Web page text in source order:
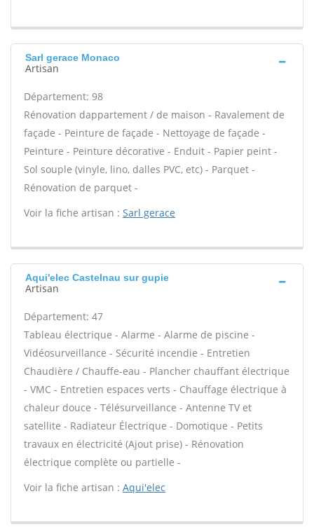
Sarl gerace Monaco
Artisan
Département: 98
Rénovation dappartement / de maison - Ravalement de
façade - Peinture de façade - Nettoyage de façade -
Peinture - Peinture décorative - Enduit - Papier peint -
Sol souple (vinyle, lino, dalles PVC, etc) - Parquet -
Rénovation de parquet -
Voir la fiche artisan : Sarl gerace
Aqui'elec Castelnau sur gupie
Artisan
Département: 47
Tableau électrique - Alarme - Alarme de piscine -
Vidéosurveillance - Sécurité incendie - Entretien
Chaudière / Chauffe-eau - Plancher chauffant électrique
- VMC - Entretien espaces verts - Chauffage électrique à
chaleur douce - Télésurveillance - Antenne TV et
satellite - Radiateur Électrique - Domotique - Petits
travaux en électricité (Ajout prise) - Rénovation
électrique complète ou partielle -
Voir la fiche artisan : Aqui'elec